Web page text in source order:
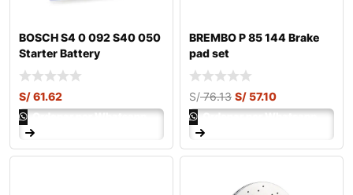
BOSCH S4 0 092 S40 050
Starter Battery
S/61.62
Ordenar por Whatsapp
BREMBO P 85 144 Brake
pad set
S/76.13 S/57.10
Ordenar por Whatsapp